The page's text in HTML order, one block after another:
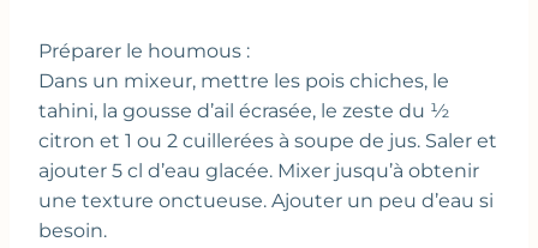
Préparer le houmous :
Dans un mixeur, mettre les pois chiches, le
tahini, la gousse d’ail écrasée, le zeste du ½
citron et 1 ou 2 cuillerées à soupe de jus. Saler et
ajouter 5 cl d’eau glacée. Mixer jusqu’à obtenir
une texture onctueuse. Ajouter un peu d’eau si
besoin.